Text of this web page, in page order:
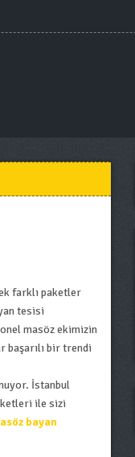
farklı paketler
tesisi
masöz ekimizin
başarılı bir trendi
İstanbul
ile sizi
bayan